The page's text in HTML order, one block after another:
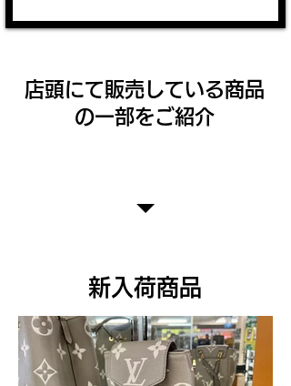
​店頭にて販売している商品
の一部をご紹介
​新入荷商品